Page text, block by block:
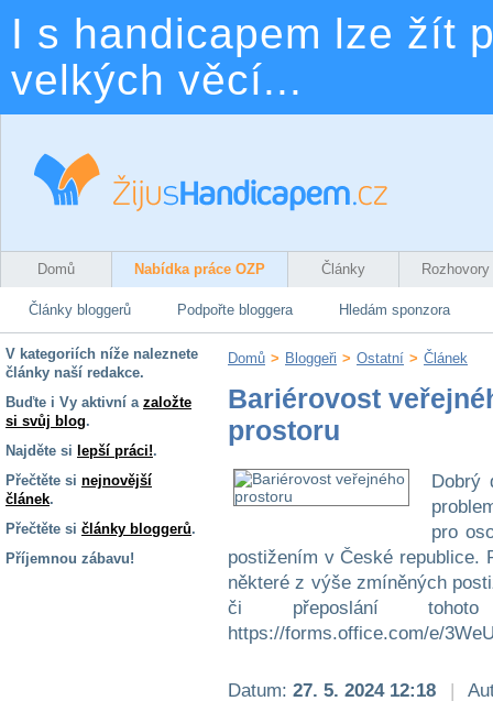
I s handicapem lze žít
velkých věcí...
Domů Nabídka práce OZP Články Rozhovory
Články bloggerů Podpořte bloggera Hledám sponzora
V kategoriích níže naleznete
články naší redakce.
Buďte i Vy aktivní a založte
si svůj blog.
Najděte si lepší práci!.
Přečtěte si nejnovější
článek.
Přečtěte si články bloggerů.
Příjemnou zábavu!
Domů > Bloggeři > Ostatní > Článek
Bariérovost
prostoru
Dobrý
pro
postižením v České republice.
některé z výše zmíněných
či přeposlání
https://forms.office.com/e/
Datum: 27. 5. 2024 12:18 |